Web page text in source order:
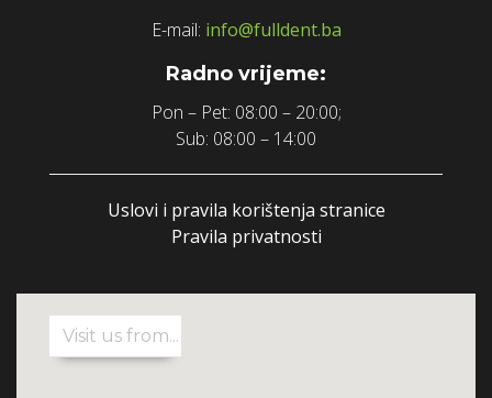
E-mail: info@fulldent.ba
Radno vrijeme:
Pon – Pet: 08:00 – 20:00;
Sub: 08:00 – 14:00
Uslovi i pravila korištenja stranice
Pravila privatnosti